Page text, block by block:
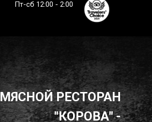
Пт-сб 12:00 - 2:00
МЯСНОЙ РЕСТОРАН
"КОРОВА" -